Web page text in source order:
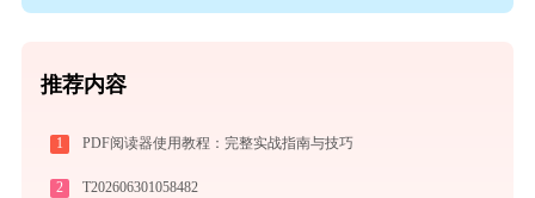
推荐内容
1 PDF阅读器使用教程：完整实战指南与技巧
2 T202606301058482